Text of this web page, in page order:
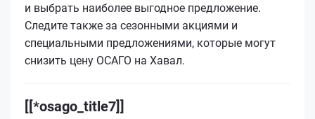
и выбрать наиболее выгодное предложение.
Следите также за сезонными акциями и
специальными предложениями, которые могут
снизить цену ОСАГО на Хавал.
[[*osago_title7]]